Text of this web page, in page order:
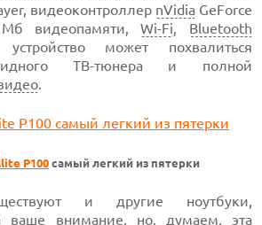
видеоконтроллер nVidiaGeForce
видеопамяти,Wi-Fi, Bluetooth
может похвалиться
ТВ-тюнера и полной
.
P100самый легкий из пятерки
и другие ноутбуки,
ваше внимание, но, думаем, эта